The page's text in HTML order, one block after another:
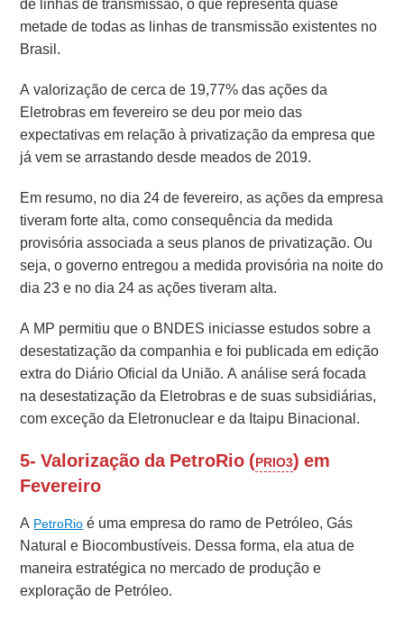
metade de todas as linhas de transmissão existentes no
Brasil.
A valorização de cerca de 19,77% das ações da
Eletrobras em fevereiro se deu por meio das
expectativas em relação à privatização da empresa que
já vem se arrastando desde meados de 2019.
Em resumo, no dia 24 de fevereiro, as ações da empresa
tiveram forte alta, como consequência da medida
provisória associada a seus planos de privatização. Ou
seja, o governo entregou a medida provisória na noite do
dia 23 e no dia 24 as ações tiveram alta.
A MP permitiu que o BNDES iniciasse estudos sobre a
desestatização da companhia e foi publicada em edição
extra do Diário Oficial da União. A análise será focada
na desestatização da Eletrobras e de suas subsidiárias,
com exceção da Eletronuclear e da Itaipu Binacional.
5- Valorização da PetroRio (PRIO3) em
Fevereiro
A PetroRio é uma empresa do ramo de Petróleo, Gás
Natural e Biocombustíveis. Dessa forma, ela atua de
maneira estratégica no mercado de produção e
exploração de Petróleo.